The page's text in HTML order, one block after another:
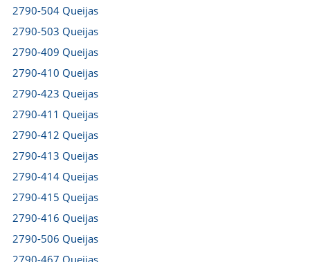
2790-504 Queijas
2790-503 Queijas
2790-409 Queijas
2790-410 Queijas
2790-423 Queijas
2790-411 Queijas
2790-412 Queijas
2790-413 Queijas
2790-414 Queijas
2790-415 Queijas
2790-416 Queijas
2790-506 Queijas
2790-467 Queijas